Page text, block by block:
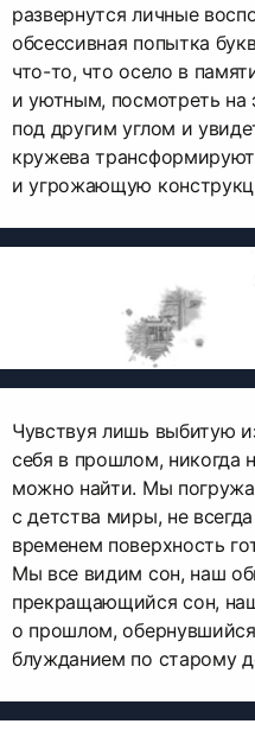
развернутся личные
обсессивная попытка
что-то, что осело в
и уютным, посмотреть на
под другим углом и
кружева
и угрожающую
Чувствуя лишь выбитую
себя в прошлом, никогда
можно найти. Мы
с детства миры, не
временем поверхность
Мы все видим сон, наш
прекращающийся сон,
о прошлом,
блужданием по старому